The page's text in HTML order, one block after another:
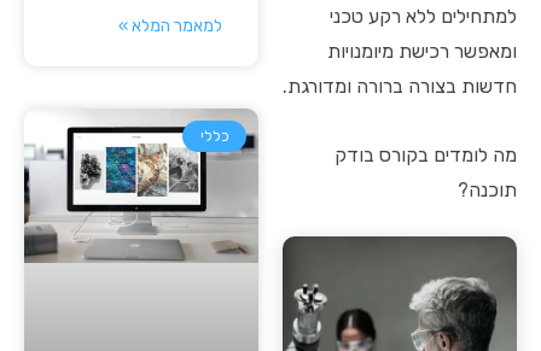
למתחילים ללא רקע טכני
ומאפשר רכישת מיומנויות
חדשות בצורה ברורה ומדורגת.
מה לומדים בקורס בודק
תוכנה?
למאמר המלא »
כללי